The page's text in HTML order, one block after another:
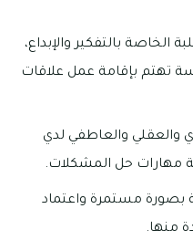
الخاصة بالتفكير والإبداع،
تهتم بإقامة عمل علاقات
والعقلي والعاطفي لدي
مهارات حل المشكلات.
بصورة مستمرة واعتماد
منها.